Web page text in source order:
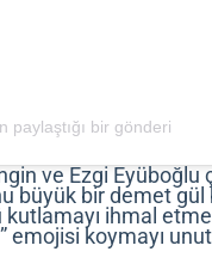
paylaştığı bir gönderi
ve Ezgi Eyüboğlu
büyük bir demet gül
ihmal
koymayı